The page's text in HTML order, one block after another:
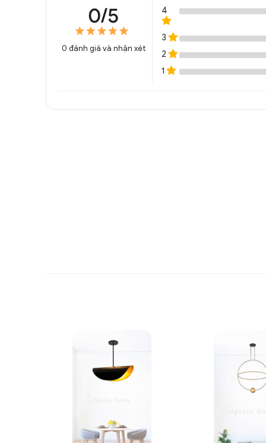
0/5
0 đánh giá và nhận xét
4
3
2
1